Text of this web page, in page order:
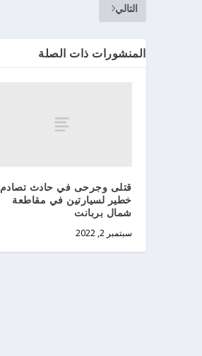
التالي
المنشورات ذات الصلة
قتلى وجرحى في حادث تصادم
خطير لسيارتين في مقاطعة
شمال بربانت
سبتمبر 2, 2022